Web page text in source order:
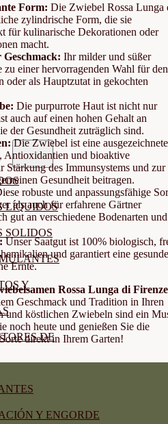
LÍQUIDOS
SOLIDOS
Y
DE
Y ENGORDE
Form: Die Zwiebel Rossa Lunga
zylindrische Form, die sie
für kulinarische Dekorationen oder
macht.
Ihr milder und süßer
zu einer hervorragenden Wahl für den
oder als Hauptzutat in gekochten
Die purpurrote Haut ist nicht nur
auch auf einen hohen Gehalt an
der Gesundheit zuträglich sind.
Die Zwiebel ist eine ausgezeichnete
Antioxidantien und bioaktive
Stärkung des Immunsystems und zur
Gesundheit beitragen.
robuste und anpassungsfähige
als auch für erfahrene Gärtner
gut an verschiedene Bodenarten und
Unser Saatgut ist 100% biologisch,
und garantiert eine gesunde
Ernte.
Rossa Lunga di Firenze
Geschmack und Tradition in Ihren
und köstlichen Zwiebeln sind ein
noch heute und genießen Sie die
direkt in Ihrem Garten!